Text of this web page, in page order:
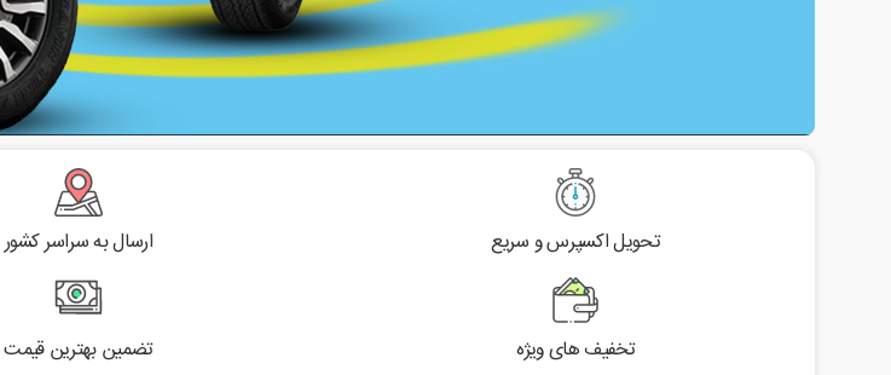
تحویل اکسپرس و سریع ارسال به سراسر کشور
تخفیف های ویژه تضمین بهترین قیمت